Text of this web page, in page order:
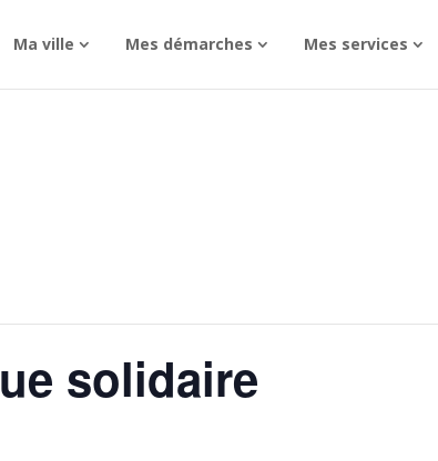
Ma ville Mes démarches Mes services
solidaire